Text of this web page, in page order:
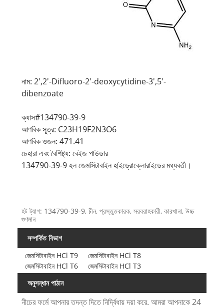
নাম: 2',2'-Difluoro-2'-deoxycytidine-3',5'-
dibenzoate
ক্যাস#134790-39-9
আণবিক সূত্র: C23H19F2N3O6
আণবিক ওজন: 471.41
চেহারা এবং বৈশিষ্ট্য: বেইজ পাউডার
134790-39-9 হল জেমসিটাবাইন হাইড্রোক্লোরাইডের মধ্যবর্তী।
হট ট্যাগ: 134790-39-9, চীন, প্রস্তুতকারক, সরবরাহকারী, কারখানা, উচ্চ
গুণমান
সম্পর্কিত বিভাগ
জেমসিটাবাইন HCl T9
জেমসিটাবাইন HCl T8
জেমসিটাবাইন HCl T6
জেমসিটাবাইন HCl T3
অনুসন্ধান পাঠান
নীচের ফর্মে আপনার তদন্ত দিতে নির্দ্বিধায় দয়া করে. আমরা আপনাকে 24